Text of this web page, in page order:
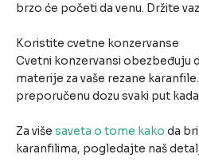
brzo će početi da venu. Držite
Koristite cvetne konzervanse
Cvetni konzervansi obezbeđuju
materije za vaše rezane
preporučenu dozu svaki put
Za više saveta o tome kako da
karanfilima, pogledajte naš